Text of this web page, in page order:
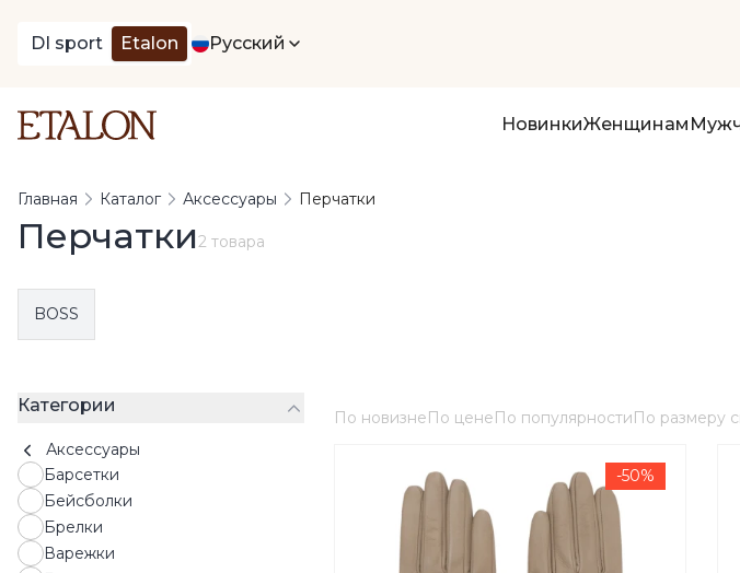
DI sport Etalon Русский
НовинкиЖенщинам
Главная Каталог Аксессуары Перчатки
Перчатки2 товара
BOSS
Категории
Аксессуары
Барсетки
Бейсболки
Брелки
Варежки
По новизнеПо ценеПо популярностиПо размеру
-50%